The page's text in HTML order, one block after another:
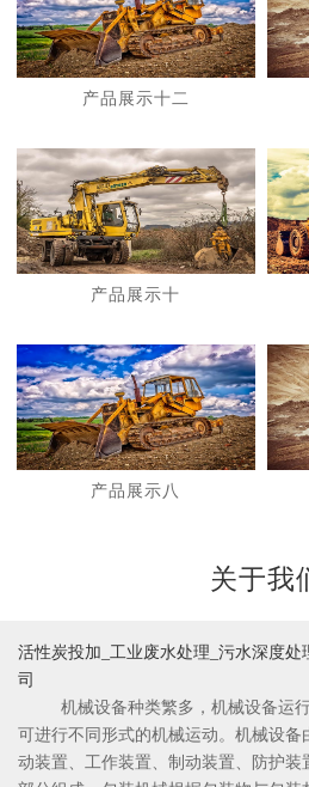
2
产品展示十二
产品展示十
产品展示八
关于我
活性炭投加_工业废水处理_污水深度
司
机械设备种类繁多，机械设备运行
可进行不同形式的机械运动。机械设
动装置、工作装置、制动装置、防护